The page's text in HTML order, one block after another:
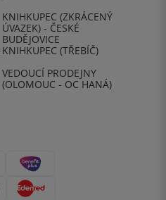
KNIHKUPEC (ZKRÁCENÝ
ÚVAZEK) - ČESKÉ
BUDĚJOVICE
KNIHKUPEC (TŘEBÍČ)
VEDOUCÍ PRODEJNY
(OLOMOUC - OC HANÁ)